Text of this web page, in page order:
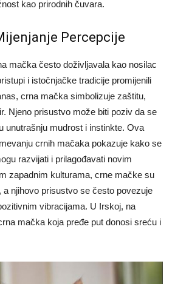
kao prirodnih čuvara.
Percepcije
mačka često doživljavala kao nosilac
i istočnjačke tradicije promijenili
crna mačka simbolizuje zaštitu,
Njeno prisustvo može biti poziv da se
unutrašnju mudrost i instinkte. Ova
crnih mačaka pokazuje kako se
razvijati i prilagođavati novim
zapadnim kulturama, crne mačke su
a njihovo prisustvo se često povezuje
vibracijama. U Irskoj, na
mačka koja pređe put donosi sreću i